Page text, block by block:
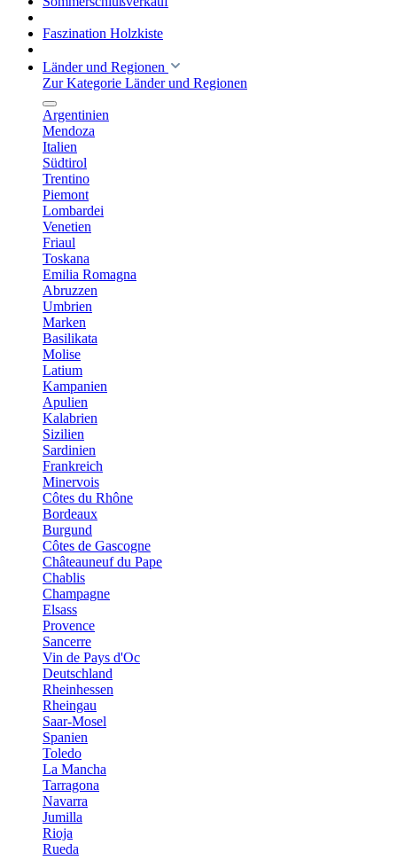
Faszination Holzkiste
Länder und Regionen
Zur Kategorie Länder und Regionen
Argentinien
Mendoza
Italien
Südtirol
Trentino
Piemont
Lombardei
Venetien
Friaul
Toskana
Emilia Romagna
Abruzzen
Umbrien
Marken
Basilikata
Molise
Latium
Kampanien
Apulien
Kalabrien
Sizilien
Sardinien
Frankreich
Minervois
Côtes du Rhône
Bordeaux
Burgund
Côtes de Gascogne
Châteauneuf du Pape
Chablis
Champagne
Elsass
Provence
Sancerre
Vin de Pays d'Oc
Deutschland
Rheinhessen
Rheingau
Saar-Mosel
Spanien
Toledo
La Mancha
Tarragona
Navarra
Jumilla
Rioja
Rueda